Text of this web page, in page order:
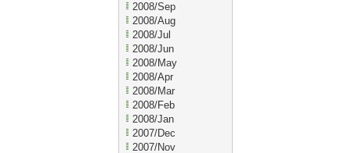
2008/Sep
2008/Aug
2008/Jul
2008/Jun
2008/May
2008/Apr
2008/Mar
2008/Feb
2008/Jan
2007/Dec
2007/Nov